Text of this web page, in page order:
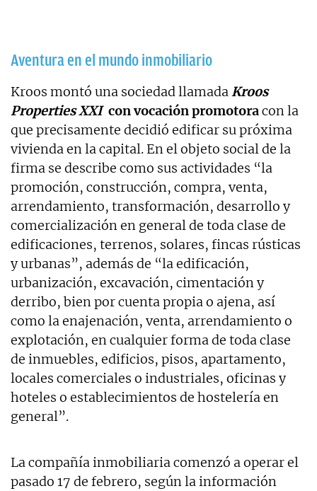
Aventura en el mundo inmobiliario
Kroos montó una sociedad llamadaKroos
Properties XXI con vocación promotoracon la
que precisamente decidió edificar su próxima
vivienda en la capital. En el objeto social de la
firma se describe como sus actividades “la
promoción, construcción, compra, venta,
arrendamiento, transformación, desarrollo y
comercialización en general de toda clase de
edificaciones, terrenos, solares, fincas rústicas
y urbanas”, además de “la edificación,
urbanización, excavación, cimentación y
derribo, bien por cuenta propia o ajena, así
como la enajenación, venta, arrendamiento o
explotación, en cualquier forma de toda clase
de inmuebles, edificios, pisos, apartamento,
locales comerciales o industriales, oficinas y
hoteles o establecimientos de hostelería en
general”.
La compañía inmobiliaria comenzó a operar el
pasado 17 de febrero, según la información